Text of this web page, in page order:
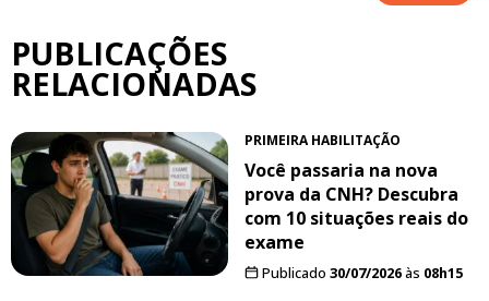
PUBLICAÇÕES
RELACIONADAS
PRIMEIRA HABILITAÇÃO
Você passaria na nova
prova da CNH? Descubra
com 10 situações reais do
exame
Publicado 30/07/2026às 08h15